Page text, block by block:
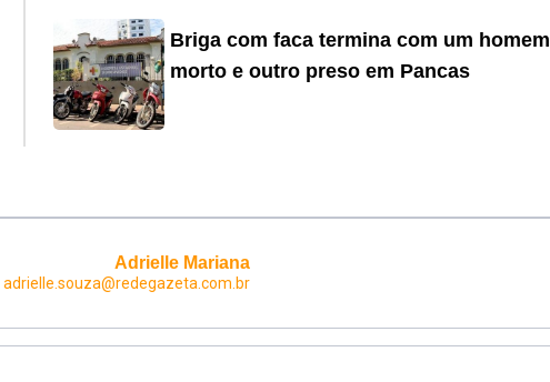
Briga com faca termina com um homem
morto e outro preso em Pancas
Adrielle Mariana
adrielle.souza@redegazeta.com.br